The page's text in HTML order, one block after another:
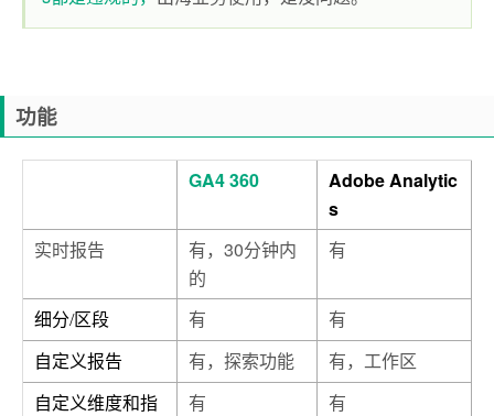
功能
GA4 360
Adobe Analytic
s
实时报告
有，30分钟内
的
有
细分/区段 有 有
自定义报告 有，探索功能 有，工作区
自定义维度和指
有 有